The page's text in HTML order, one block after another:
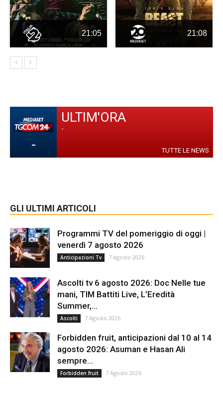
21:05 21:08
-
ULTIM'ORA
-
TUTTE LE NEWS
GLI ULTIMI ARTICOLI
Programmi TV del pomeriggio di oggi |
venerdì 7 agosto 2026
Anticipazioni Tv 7 Agosto 2026
Ascolti tv 6 agosto 2026: Doc Nelle tue
mani, TIM Battiti Live, L’Eredità
Summer,...
Ascolti 7 Agosto 2026
Forbidden fruit, anticipazioni dal 10 al 14
agosto 2026: Asuman e Hasan Ali
sempre...
Forbidden fruit 7 Agosto 2026